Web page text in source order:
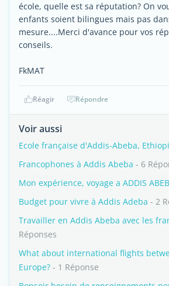
école, quelle est sa réputation? On
enfants soient bilingues mais pas
mesure....Merci d'avance pour vos
conseils.
FkMAT
Réagir Répondre
Voir aussi
Ecole française d'Addis-Abeba,
Francophones à Addis Abeba - 6
Mon expérience, voyage a ADDIS
Budget pour vivre à Addis Adeba - 2
Travailler en Addis Abeba avec les
Réponses
What about international flights
Europe? - 1 Réponse